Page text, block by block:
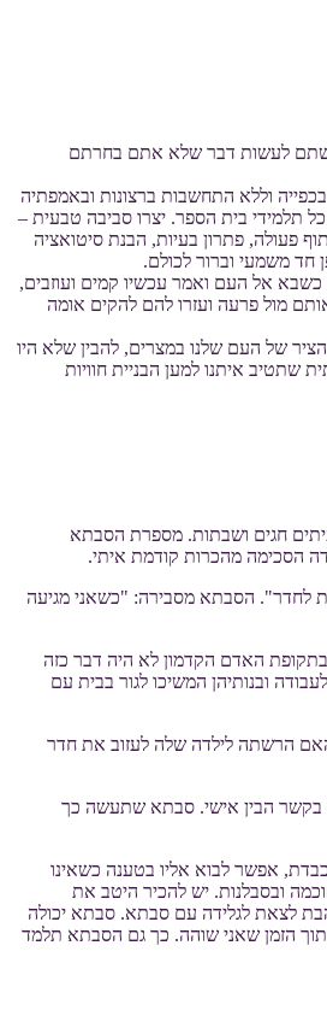
לעשות דבר שלא אתם בחרתם
וללא התחשבות ברצונות ובאמפתיה
תלמידי בית הספר. יצרו סביבה טבעית –
פעולה, פתרון בעיות, הבנת סיטואציה
חד משמעי וברור לכולם.
אל העם ואמר עכשיו קמים ועוזבים,
חברתית, שהעצימה אותם מול פרעה ועזרו להם להקים אומה
של העם שלנו במצרים, להבין שלא היו
שתטיב איתנו למען הבניית חוויות
בשבוע, לעיתים חגים ושבתות. מספרת הסבתא
הסכימה מהכרות קודמת איתי.
לחדר". הסבתא מסבירה: "כשאני מגיעה
בתקופת האדם הקדמון לא היה דבר כזה
לעבודה ובנותיהן המשיכו לגור בבית עם
הרשתה לילדה שלה לעזוב את חדר
בקשר הבין אישי. סבתא שתעשה כך
אפשר לבוא אליו בטענה כשאינו
ובסבלנות. יש להכיר היטב את
לצאת לגלידה עם סבתא. סבתא יכולה
הזמן שאני שוהה. כך גם הסבתא תלמד